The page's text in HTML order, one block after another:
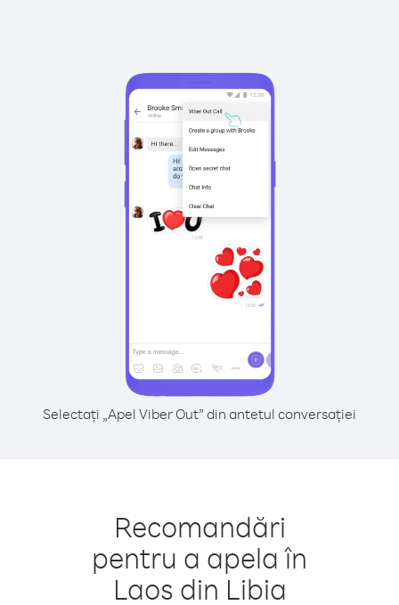
Selectați „Apel Viber Out” din antetul conversației
Recomandări
pentru a apela în
Laos din Libia